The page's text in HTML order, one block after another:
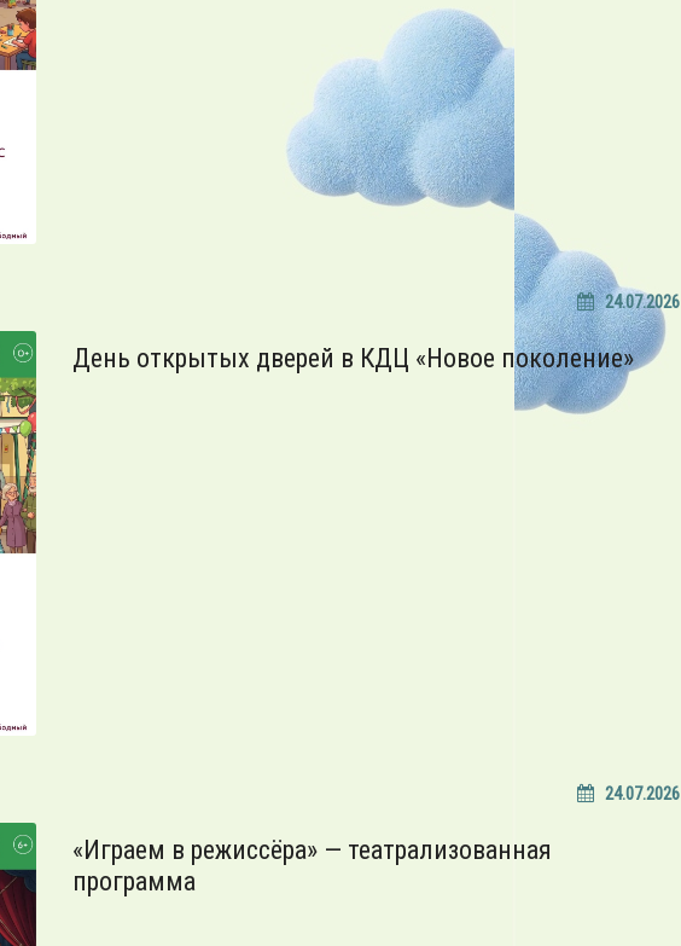
24.07.2026
День открытых дверей в КДЦ «Новое поколение»
24.07.2026
«Играем в режиссёра» — театрализованная
программа